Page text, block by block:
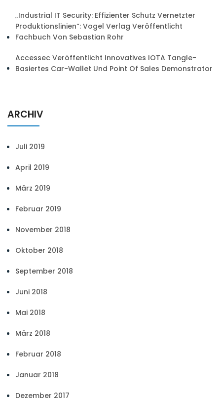
„Industrial IT Security: Effizienter Schutz Vernetzter
Produktionslinien“: Vogel Verlag Veröffentlicht
Fachbuch Von Sebastian Rohr
Accessec Veröffentlicht Innovatives IOTA Tangle-
Basiertes Car-Wallet Und Point Of Sales Demonstrator
ARCHIV
Juli 2019
April 2019
März 2019
Februar 2019
November 2018
Oktober 2018
September 2018
Juni 2018
Mai 2018
März 2018
Februar 2018
Januar 2018
Dezember 2017